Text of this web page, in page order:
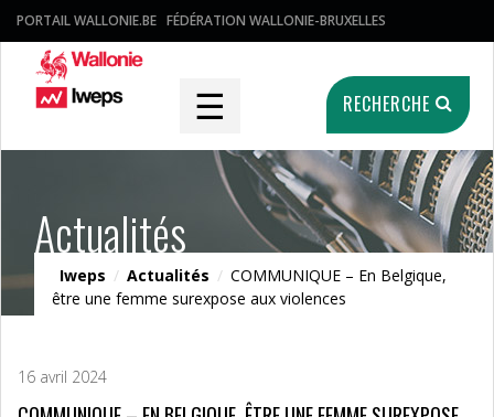
PORTAIL WALLONIE.BE FÉDÉRATION WALLONIE-BRUXELLES
☰ RECHERCHE
Actualités
Iweps / Actualités / COMMUNIQUE – En Belgique,
être une femme surexpose aux violences
16 avril 2024